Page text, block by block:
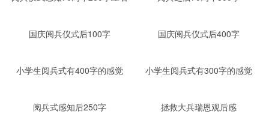
国庆阅兵仪式后100字 国庆阅兵仪式后400字
小学生阅兵式有400字的感觉 小学生阅兵式有300字的感觉
阅兵式感知后250字 拯救大兵瑞恩观后感